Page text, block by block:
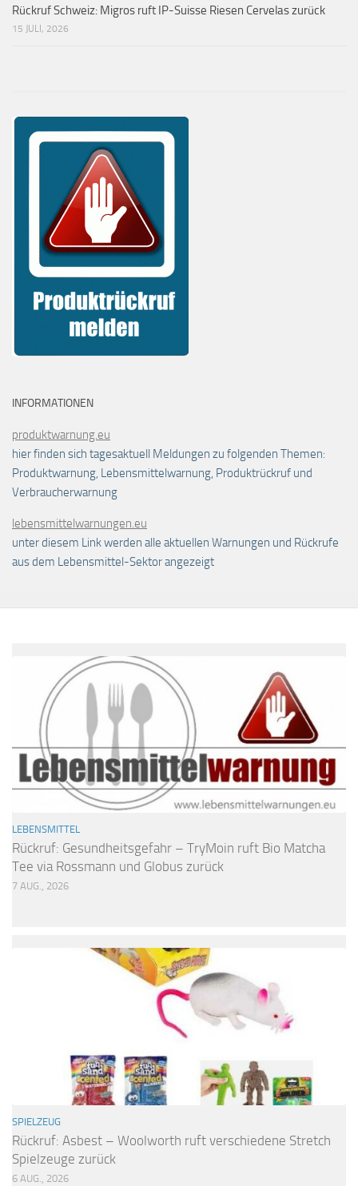
Rückruf Schweiz: Migros ruft IP-Suisse Riesen Cervelas zurück
15 JULI, 2026
INFORMATIONEN
produktwarnung.eu
hier finden sich tagesaktuell Meldungen zu folgenden Themen:
Produktwarnung, Lebensmittelwarnung, Produktrückruf und
Verbraucherwarnung
lebensmittelwarnungen.eu
unter diesem Link werden alle aktuellen Warnungen und Rückrufe
aus dem Lebensmittel-Sektor angezeigt
LEBENSMITTEL
Rückruf: Gesundheitsgefahr – TryMoin ruft Bio Matcha
Tee via Rossmann und Globus zurück
7 AUG., 2026
SPIELZEUG
Rückruf: Asbest – Woolworth ruft verschiedene Stretch
Spielzeuge zurück
6 AUG., 2026